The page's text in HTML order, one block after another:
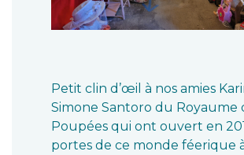
Petit clin d’œil à nos amies
Simone Santoro du Royaume
Poupées qui ont ouvert en
portes de ce monde féerique